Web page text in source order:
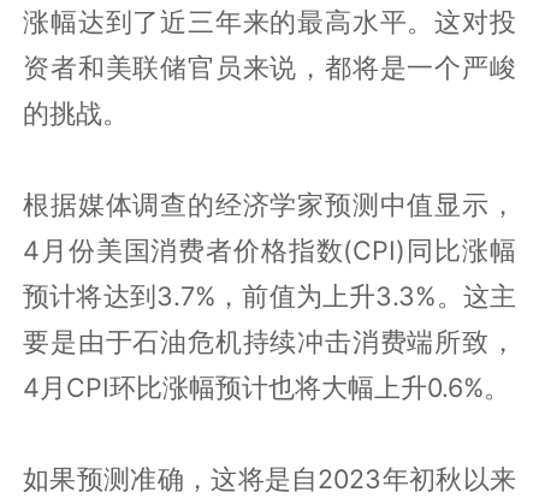
涨幅达到了近三年来的最高水平。这对投
资者和美联储官员来说，都将是一个严峻
的挑战。
根据媒体调查的经济学家预测中值显示，
4月份美国消费者价格指数(CPI)同比涨幅
预计将达到3.7%，前值为上升3.3%。这主
要是由于石油危机持续冲击消费端所致，
4月CPI环比涨幅预计也将大幅上升0.6%。
如果预测准确，这将是自2023年初秋以来